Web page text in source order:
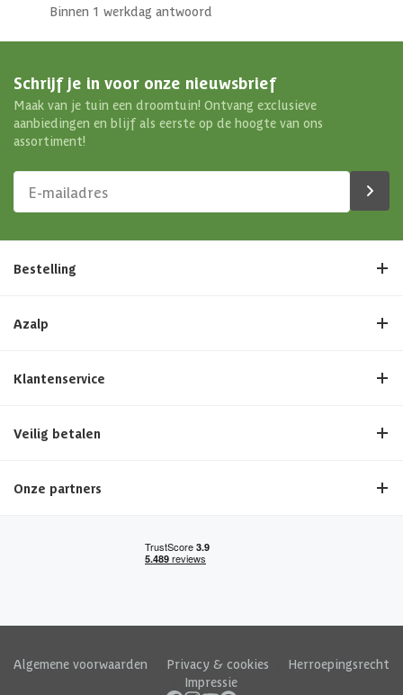
Binnen 1 werkdag antwoord
Schrijf je in voor onze nieuwsbrief
Maak van je tuin een droomtuin! Ontvang exclusieve
aanbiedingen en blijf als eerste op de hoogte van ons
assortiment!
Bestelling
Azalp
Klantenservice
Veilig betalen
Onze partners
Algemene voorwaarden Privacy & cookies
Herroepingsrecht
Impressie